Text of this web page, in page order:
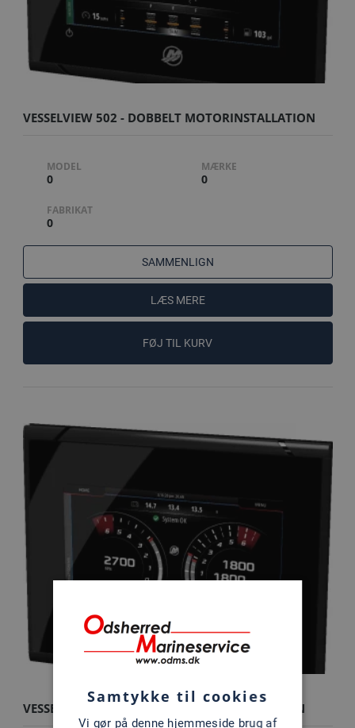
VESSELVIEW 502 - DOBBELT MOTORINSTALLATION
MODEL
0
MÆRKE
0
FABRIKAT
0
SAMMENLIGN
LÆS MERE
FØJ TIL KURV
VESSELVIEW 502 - ENKELT MOTORINSTALLATION
Samtykke til cookies
Vi gør på denne hjemmeside brug af